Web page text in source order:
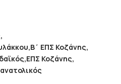
Β΄ ΕΠΣ Κοζάνης
ΕΠΣ Κοζάνης